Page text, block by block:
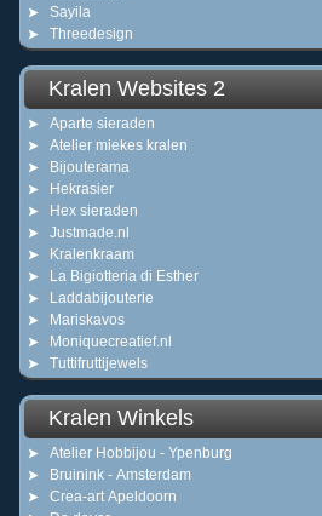
Sayila
Threedesign
Kralen Websites 2
Aparte sieraden
Atelier miekes kralen
Bijouterama
Hekrasier
Hex sieraden
Justmade.nl
Kralenkraam
La Bigiotteria di Esther
Laddabijouterie
Mariskavos
Moniquecreatief.nl
Tuttifruttijewels
Kralen Winkels
Atelier Hobbijou - Ypenburg
Bruinink - Amsterdam
Crea-art Apeldoorn